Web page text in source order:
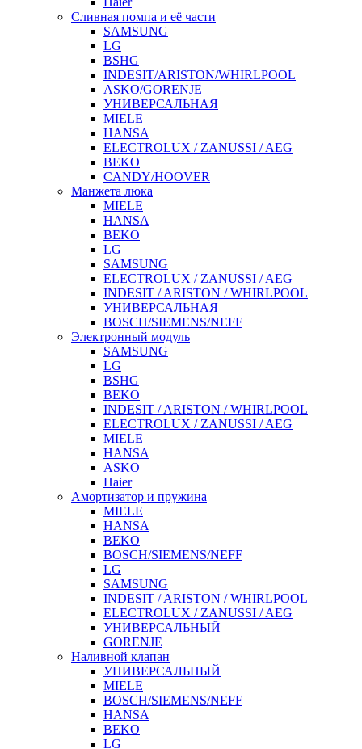
Сливная помпа и её части
SAMSUNG
LG
BSHG
INDESIT/ARISTON/WHIRLPOOL
ASKO/GORENJE
УНИВЕРСАЛЬНАЯ
MIELE
HANSA
ELECTROLUX / ZANUSSI / AEG
BEKO
CANDY/HOOVER
Манжета люка
MIELE
HANSA
BEKO
LG
SAMSUNG
ELECTROLUX / ZANUSSI / AEG
INDESIT / ARISTON / WHIRLPOOL
УНИВЕРСАЛЬНАЯ
BOSCH/SIEMENS/NEFF
Электронный модуль
SAMSUNG
LG
BSHG
BEKO
INDESIT / ARISTON / WHIRLPOOL
ELECTROLUX / ZANUSSI / AEG
MIELE
HANSA
ASKO
Haier
Амортизатор и пружина
MIELE
HANSA
BEKO
BOSCH/SIEMENS/NEFF
LG
SAMSUNG
INDESIT / ARISTON / WHIRLPOOL
ELECTROLUX / ZANUSSI / AEG
УНИВЕРСАЛЬНЫЙ
GORENJE
Наливной клапан
УНИВЕРСАЛЬНЫЙ
MIELE
BOSCH/SIEMENS/NEFF
HANSA
BEKO
LG